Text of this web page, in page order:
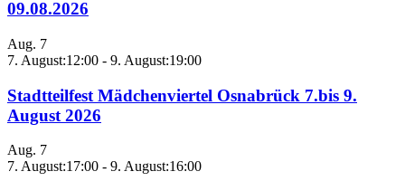
09.08.2026
Aug. 7
7. August:12:00 - 9. August:19:00
Stadtteilfest Mädchenviertel Osnabrück 7.bis 9.
August 2026
Aug. 7
7. August:17:00 - 9. August:16:00